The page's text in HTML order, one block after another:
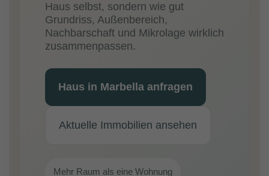
Haus selbst, sondern wie gut
Grundriss, Außenbereich,
Nachbarschaft und Mikrolage wirklich
zusammenpassen.
Haus in Marbella anfragen
Aktuelle Immobilien ansehen
Mehr Raum als eine Wohnung